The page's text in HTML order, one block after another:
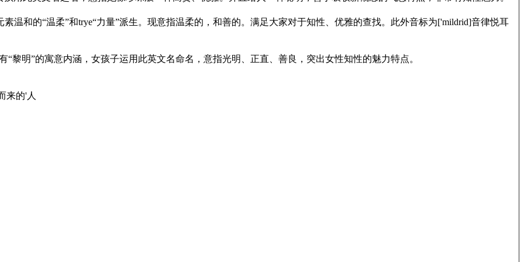
和的“温柔”和trye“力量”派生。现意指温柔的，和善的。满足大家对于知性、优雅的查找。此外音标为['mildrid]音律悦耳
明”的寓意内涵，女孩子运用此英文名命名，意指光明、正直、善良，突出女性知性的魅力特点。
来的'人